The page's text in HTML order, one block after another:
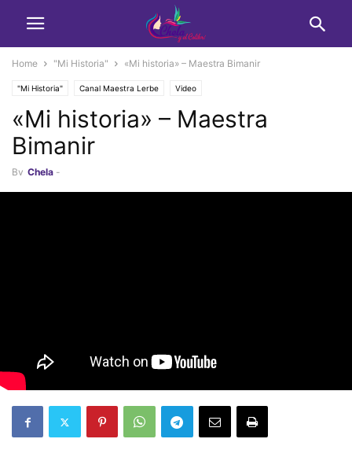
Home "Mi Historia" «Mi historia» – Maestra Bimanir
"Mi Historia" Canal Maestra Lerbe Video
«Mi historia» – Maestra
Bimanir
By Chela -